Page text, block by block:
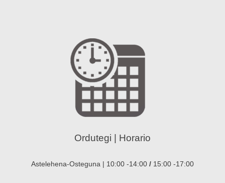
Ordutegi | Horario
Astelehena-Osteguna | 10:00 -14:00 / 15:00 -17:00